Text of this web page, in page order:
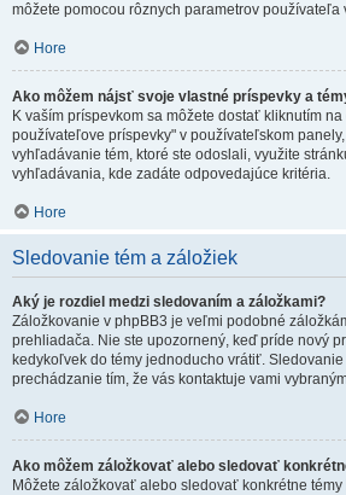
môžete pomocou rôznych parametrov
Hore
Ako môžem nájsť svoje vlastné príspevky a
K vaším príspevkom sa môžete dostať kliknutím
používateľove príspevky" v používateľskom
vyhľadávanie tém, ktoré ste odoslali, využite
vyhľadávania, kde zadáte odpovedajúce kritéria.
Hore
Sledovanie tém a záložiek
Aký je rozdiel medzi sledovaním a záložkami?
Záložkovanie v phpBB3 je veľmi podobné
prehliadača. Nie ste upozornený, keď príde nový
kedykoľvek do témy jednoducho vrátiť.
prechádzanie tím, že vás kontaktuje vami
Hore
Ako môžem záložkovať alebo sledovať
Môžete záložkovať alebo sledovať konkrétne